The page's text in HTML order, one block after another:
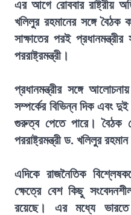
এর আগে রোববার রাষ্ট্রীয়
খলিলুর রহমানের সঙ্গে বৈঠক
সাক্ষাতের পরই
পররাষ্ট্রমন্ত্রী।
প্রধানমন্ত্রীর সঙ্গে
সম্পর্কের বিভিন্ন দিক এবং
গুরুত্ব পেতে পারে। বৈঠক
পররাষ্ট্রমন্ত্রী ড. খলিলুর
এদিকে রাজনৈতিক
ক্ষেত্রে বেশ কিছু
রয়েছে। এর মধ্যে